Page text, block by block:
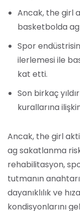
Ancak, the girl
basketbolda
Spor
ilerlemesi ile
kat etti.
Son birkaç
kurallarına
Ancak, the girl
ag sakatlanma
rehabilitasyon,
tutmanın
dayanıklılık ve
kondisyonlarını